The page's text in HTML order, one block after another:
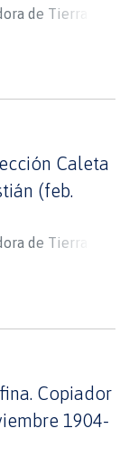
de Tierra del
Caleta
(feb.
de Tierra del
Copiador
1904-